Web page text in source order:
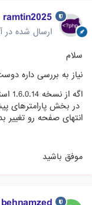
ramtin2025
ارسال شده در
سلام
نیاز به بررسی داره
در بخش پارامترهای
انتهای صفحه رو
موفق باشید